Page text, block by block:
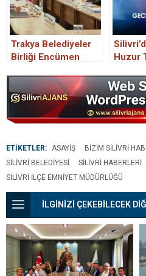
Trakya Belediyeler
Birliği Encümen
Gerçekleşti
Huzur
ETİKETLER: ASAYIŞ BIZIM SILIVRI
SILIVRI BELEDIYESI
SILIVRI HABERLERI
SILIVRI İLÇE EMNIYET MÜDÜRLÜĞÜ
İLGİNİZİ ÇEKEBİLECEK